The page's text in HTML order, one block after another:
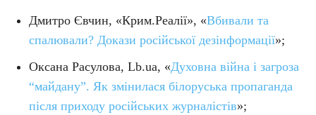
Дмитро Євчин, «Крим.Реалії», «Вбивали та
спалювали? Докази російської дезінформації»;
Оксана Расулова, Lb.ua, «Духовна війна і загроза
“майдану”. Як змінилася білоруська пропаганда
після приходу російських журналістів»;